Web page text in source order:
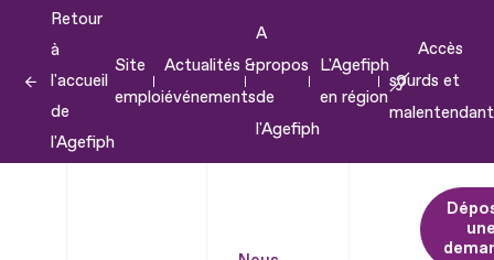
contenu
Retour
à
l'accueil
de
l'Agefiph
Site
emploi
Actualités &
événements
A
propos
de
l'Agefiph
L'Agefiph
en région
Accès
sourds et